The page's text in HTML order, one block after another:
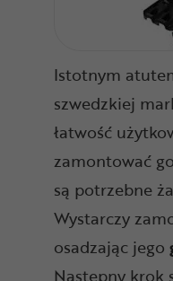
Istotnym
szwedzkiej
łatwość
zamontować
są potrzebne
Wystarczy
osadzając jego
Następny krok